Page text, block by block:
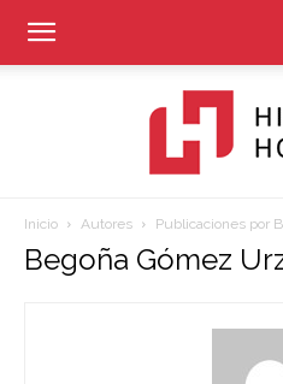
Inicio Autores Publicaciones por
Begoña Gómez